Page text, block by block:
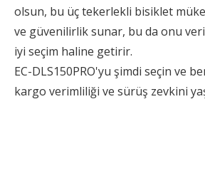
olsun, bu üç tekerlekli bisiklet
ve güvenilirlik sunar, bu da onu
iyi seçim haline getirir.
EC-DLS150PRO'yu şimdi seçin ve
kargo verimliliği ve sürüş zevkini